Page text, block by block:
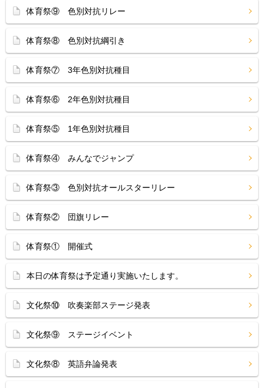
体育祭⑨ 色別対抗リレー
体育祭⑧ 色別対抗綱引き
体育祭⑦ 3年色別対抗種目
体育祭⑥ 2年色別対抗種目
体育祭⑤ 1年色別対抗種目
体育祭④ みんなでジャンプ
体育祭③ 色別対抗オールスターリレー
体育祭② 団旗リレー
体育祭① 開催式
本日の体育祭は予定通り実施いたします。
文化祭⑩ 吹奏楽部ステージ発表
文化祭⑨ ステージイベント
文化祭⑧ 英語弁論発表